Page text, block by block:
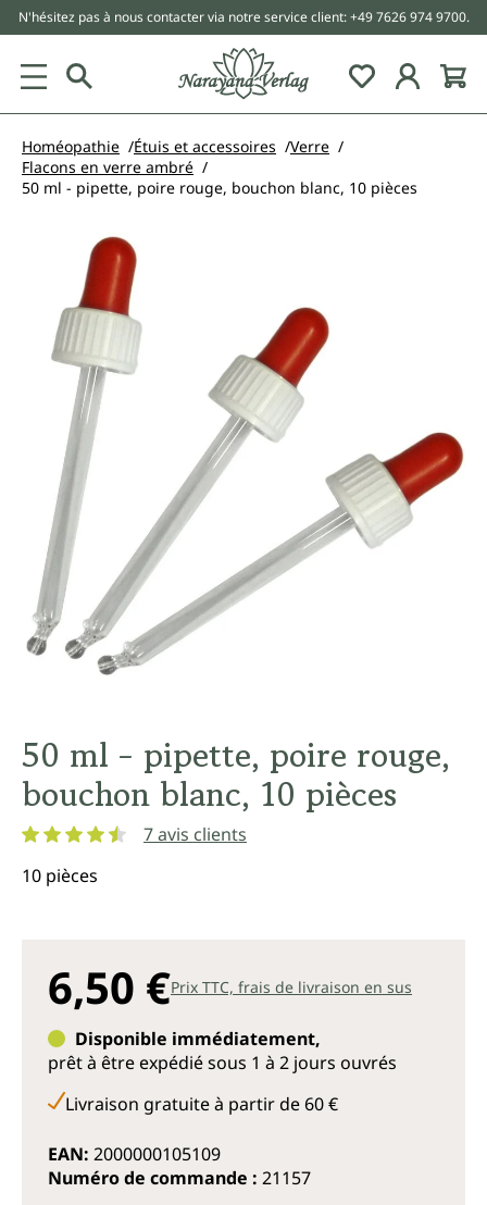
principal
N'hésitez pas à nous contacter via notre service client: +49 7626 974 9700.
Homéopathie Étuis et accessoires
Verre
Flacons en verre ambré
50 ml - pipette, poire rouge, bouchon blanc, 10 pièces
Ignorer la galerie d'images
50 ml - pipette, poire rouge,
bouchon blanc, 10 pièces
7 avis clients
10 pièces
6,50 €Prix TTC, frais de livraison en sus
Disponible immédiatement,
prêt à être expédié sous 1 à 2 jours ouvrés
Livraison gratuite à partir de 60 €
EAN: 2000000105109
Numéro de commande : 21157